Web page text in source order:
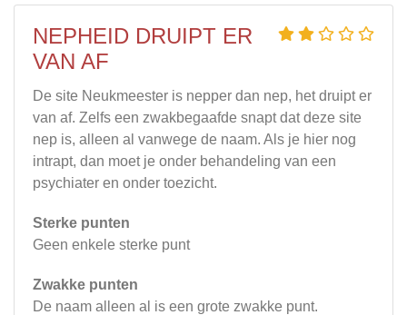
NEPHEID DRUIPT ER
VAN AF
De site Neukmeester is nepper dan nep, het druipt er
van af. Zelfs een zwakbegaafde snapt dat deze site
nep is, alleen al vanwege de naam. Als je hier nog
intrapt, dan moet je onder behandeling van een
psychiater en onder toezicht.
Sterke punten
Geen enkele sterke punt
Zwakke punten
De naam alleen al is een grote zwakke punt.